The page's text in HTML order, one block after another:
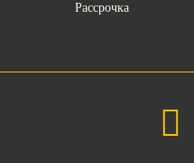
Рассрочка